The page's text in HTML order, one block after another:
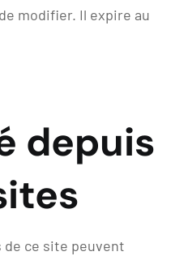
modifier. Il expire au
depuis
de ce site peuvent